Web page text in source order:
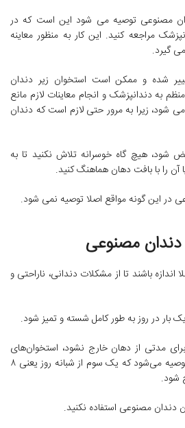
مصنوعی توصیه می شود این است که در
مراجعه کنید. این کار به منظور معاینه
گیرد.
شده و ممکن است استخوان زیر دندان
به دندانپزشک و انجام معاینات لازم مانع
شود، زیرا به مرور حتی لازم است که دندان
شود، هیچ گاه خوسرانه تلاش نکنید تا به
را با بافت دهان هماهنگ کنید.
در این گونه مواقع اصلا توصیه نمی شود.
دندان مصنوعی
باشند تا از مشکلات دندانی، ناراحتی و
بار در روز به طور کامل شسته و تمیز شود.
مدتی از دهان خارج نشود، استخوان‌های
دهان تحلیل می‌رود. بنابراین توصیه می‌شود که یک سوم از شبانه روز یعنی ۸
شود.
دندان مصنوعی استفاده نکنید.